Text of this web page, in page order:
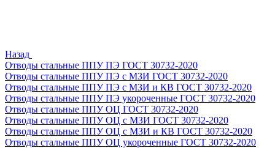
Назад
Отводы стальные ППУ ПЭ ГОСТ 30732-2020
Отводы стальные ППУ ПЭ с МЗИ ГОСТ 30732-2020
Отводы стальные ППУ ПЭ с МЗИ и КВ ГОСТ 30732-2020
Отводы стальные ППУ ПЭ укороченные ГОСТ 30732-2020
Отводы стальные ППУ ОЦ ГОСТ 30732-2020
Отводы стальные ППУ ОЦ с МЗИ ГОСТ 30732-2020
Отводы стальные ППУ ОЦ с МЗИ и КВ ГОСТ 30732-2020
Отводы стальные ППУ ОЦ укороченные ГОСТ 30732-2020